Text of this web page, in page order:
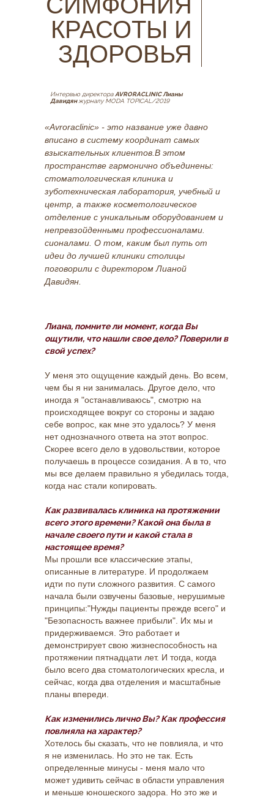
Лиана, помните ли момент, когда Вы
ощутили, что нашли свое дело? Поверили в
свой успех?
У меня это ощущение каждый день. Во всем,
чем бы я ни занималась. Другое дело, что
иногда я "останавливаюсь", смотрю на
происходящее вокруг со стороны и задаю
себе вопрос, как мне это удалось? У меня
нет однозначного ответа на этот вопрос.
Скорее всего дело в удовольствии, которое
получаешь в процессе созидания. А в то, что
мы все делаем правильно я убедилась тогда,
когда нас стали копировать.
Как развивалась клиника на протяжении
всего этого времени? Какой она была в
начале своего пути и какой стала в
настоящее время?
Мы прошли все классические этапы,
описанные в литературе. И продолжаем
идти по пути сложного развития. С самого
начала были озвучены базовые, нерушимые
принципы:"Нужды пациенты прежде всего" и
"Безопасность важнее прибыли". Их мы и
придерживаемся. Это работает и
демонстрирует свою жизнеспособность на
протяжении пятнадцати лет. И тогда, когда
было всего два стоматологических кресла, и
сейчас, когда два отделения и масштабные
планы впереди.
Как изменились лично Вы? Как профессия
повлияла на характер?
Хотелось бы сказать, что не повлияла, и что
я не изменилась. Но это не так. Есть
определенные минусы - меня мало что
может удивить сейчас в области управления
и меньше юношеского задора. Но это же и
«Avroraclinic» - это название уже давно
вписано в систему координат самых
взыскательных клиентов.В этом
пространстве гармонично объединены:
стоматологическая клиника и
зуботехническая лаборатория, учебный и
центр, а также косметологическое
отделение с уникальным оборудованием и
непревзойденными профессионалами.
сионалами. О том, каким был путь от
идеи до лучшей клиники столицы
поговорили с директором Лианой
Давидян.
Интервью директора AVRORACLINIC Лианы
Давидянжурналу MODA TOPICAL/2019
КРАСОТЫ И
ЗДОРОВЬЯ